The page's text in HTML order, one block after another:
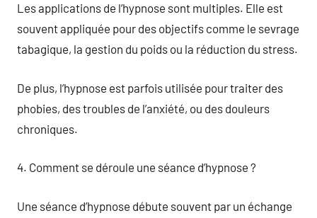
Les applications de l’hypnose sont multiples. Elle est
souvent appliquée pour des objectifs comme le sevrage
tabagique, la gestion du poids ou la réduction du stress.
De plus, l’hypnose est parfois utilisée pour traiter des
phobies, des troubles de l’anxiété, ou des douleurs
chroniques.
4. Comment se déroule une séance d’hypnose ?
Une séance d’hypnose débute souvent par un échange